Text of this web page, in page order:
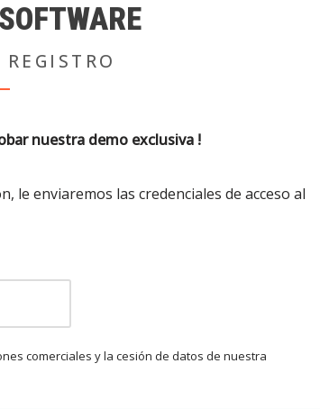
nuestra demo exclusiva !
le enviaremos las credenciales de acceso al
comerciales y la cesión de datos de nuestra